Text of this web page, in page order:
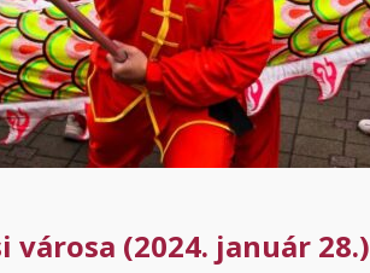
városa (2024. január 28.)